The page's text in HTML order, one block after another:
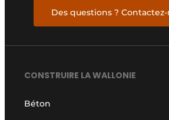
Des questions ?
CONSTRUIRE LA WALLONIE
Béton